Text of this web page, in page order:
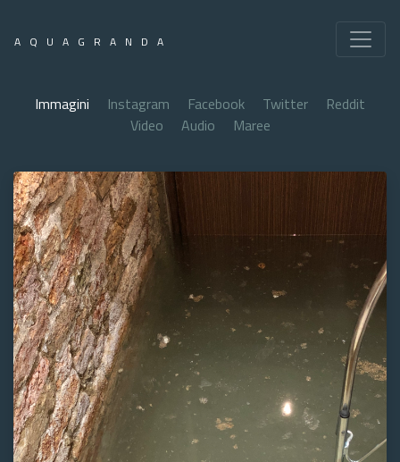
AQUAGRANDA
Immagini Instagram Facebook Twitter
Reddit
Video
Audio Maree